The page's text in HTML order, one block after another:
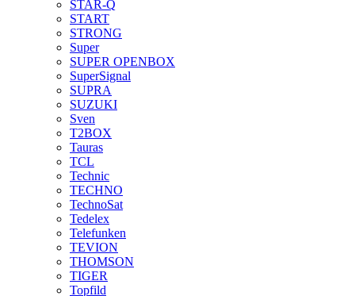
STAR-Q
START
STRONG
Super
SUPER OPENBOX
SuperSignal
SUPRA
SUZUKI
Sven
T2BOX
Tauras
TCL
Technic
TECHNO
TechnoSat
Tedelex
Telefunken
TEVION
THOMSON
TIGER
Topfild